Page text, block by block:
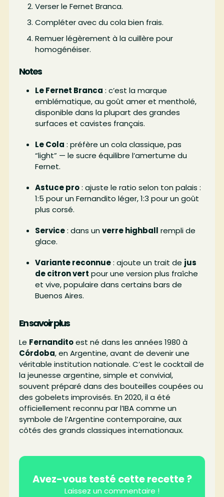
Verser le Fernet Branca.
Compléter avec du cola bien frais.
Remuer légèrement à la cuillère pour
homogénéiser.
Notes
Le Fernet Branca : c’est la marque
emblématique, au goût amer et mentholé,
disponible dans la plupart des grandes
surfaces et cavistes français.
Le Cola : préfère un cola classique, pas
“light” — le sucre équilibre l’amertume du
Fernet.
Astuce pro: ajuste le ratio selon ton palais :
1:5 pour un Fernandito léger, 1:3 pour un goût
plus corsé.
Service: dans un verre highball rempli de
glace.
Variante reconnue: ajoute un trait de jus
de citron vert pour une version plus fraîche
et vive, populaire dans certains bars de
Buenos Aires.
En savoir plus
Le Fernanditoest né dans les années 1980 à
Córdoba, en Argentine, avant de devenir une
véritable institution nationale. C’est le cocktail de
la jeunesse argentine, simple et convivial,
souvent préparé dans des bouteilles coupées ou
des gobelets improvisés. En 2020, il a été
officiellement reconnu par l’IBA comme un
symbole de l’Argentine contemporaine, aux
côtés des grands classiques internationaux.
Avez-vous testé cette recette ?
Laissez un commentaire !